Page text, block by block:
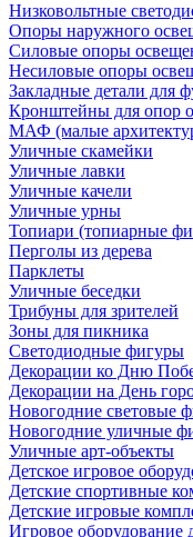
Низковольтные
Опоры наружного
Силовые опоры
Несиловые опоры
Закладные детали для
Кронштейны для опор
МАФ (малые
Уличные скамейки
Уличные лавки
Уличные качели
Уличные урны
Топиари (топиарные
Перголы из дерева
Парклеты
Уличные беседки
Трибуны для зрителей
Зоны для пикника
Светодиодные фигуры
Декорации ко Дню
Декорации на День
Новогодние световые
Новогодние уличные
Уличные арт-объекты
Детское игровое
Детские спортивные
Детские игровые
Игровое оборудование